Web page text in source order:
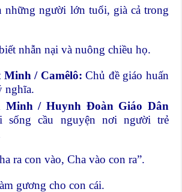
những người lớn tuổi, già cả trong
nhẫn nại và nuông chiều họ.
Minh / Camêlô:Chủ đề giáo huấn
nghĩa.
Minh / Huynh Đoàn Giáo Dân
sống cầu nguyện nơi người trẻ
ra con vào, Cha vào con ra”.
gương cho con cái.